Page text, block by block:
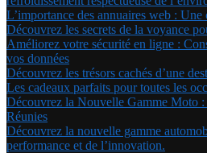
L’importance des annuaires web :
Découvrez les secrets de la voyance
Améliorez votre sécurité en ligne :
vos données
Découvrez les trésors cachés d’une
Les cadeaux parfaits pour toutes les
Découvrez la Nouvelle Gamme Moto :
Réunies
Découvrez la nouvelle gamme
performance et de l’innovation.